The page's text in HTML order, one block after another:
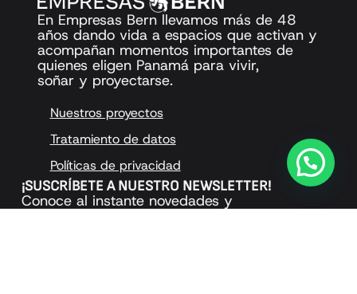
En Empresas Bern llevamos más de 48
años dando vida a espacios que activan y
acompañan momentos importantes de
quienes eligen Panamá para vivir,
soñar y proyectarse.
Nuestros proyectos
Tratamiento de datos
Políticas de privacidad
¡SUSCRÍBETE A NUESTRO NEWSLETTER!
Conoce al instante novedades y